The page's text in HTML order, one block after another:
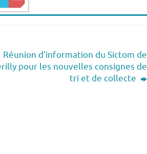
Réunion d’information du Sictom de
pour les nouvelles consignes de
tri et de collecte